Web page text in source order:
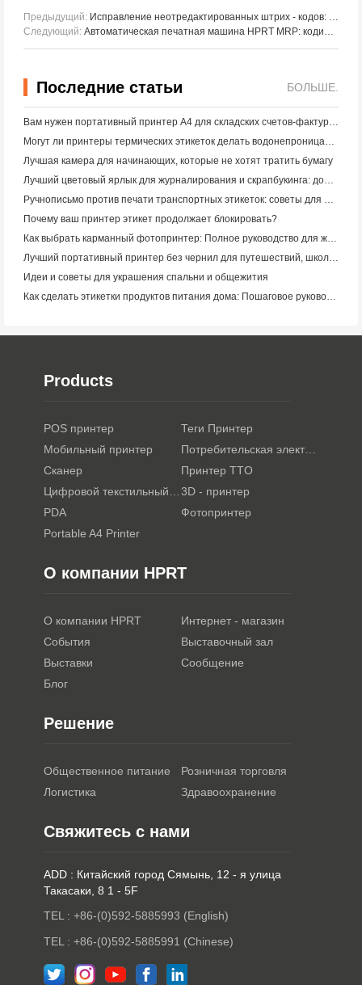
Предыдущий: Исправление неотредактированных штрих - кодов: оптимизация настроек принтера и сканера
Следующий: Автоматическая печатная машина HPRT MRP: кодирование упаковки с использованием передовых технологий термопечатания
Последние статьи БОЛЬШЕ.
Лучшая камера для начинающих, которые не хотят тратить бумагу
Почему ваш принтер этикет продолжает блокировать?
Идеи и советы для украшения спальни и общежития
Products
POS принтер
Теги Принтер
Мобильный принтер
Сканер
Принтер TTO
3D - принтер
PDA
Фотопринтер
Portable A4 Printer
О компании HPRT
О компании HPRT
Интернет - магазин
События
Выставочный зал
Выставки
Сообщение
Блог
Решение
Общественное питание
Розничная торговля
Логистика
Здравоохранение
Свяжитесь с нами
ADD : Китайский город Сямынь, 12 - я улица
Такасаки, 8 1 - 5F
TEL : +86-(0)592-5885993 (English)
TEL : +86-(0)592-5885991 (Chinese)